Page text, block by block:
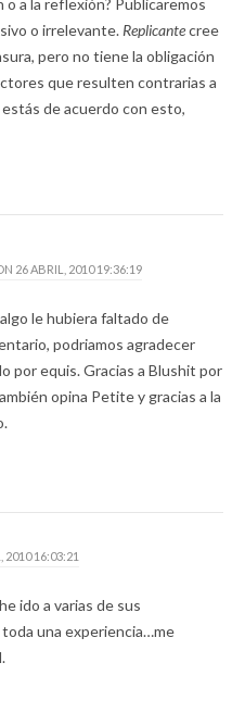
a la reflexión? Publicaremos
o irrelevante. Replicantecree
pero no tiene la obligación
que resulten contrarias a
de acuerdo con esto,
26 ABRIL, 2010 19:36:19
le hubiera faltado de
podriamos agradecer
por equis. Gracias a Blushit por
opina Petite y gracias a la
2010 16:03:21
ido a varias de sus
una experiencia…me